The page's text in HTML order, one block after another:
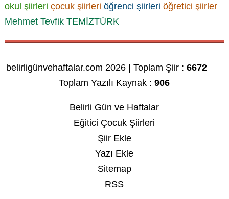
okul şiirleri çocuk şiirleri öğrenci şiirleri öğretici şiirler
Mehmet Tevfik TEMİZTÜRK
belirligünvehaftalar.com 2026 | Toplam Şiir :6672
Toplam Yazılı Kaynak :906
Belirli Gün ve Haftalar
Eğitici Çocuk Şiirleri
Şiir Ekle
Yazı Ekle
Sitemap
RSS